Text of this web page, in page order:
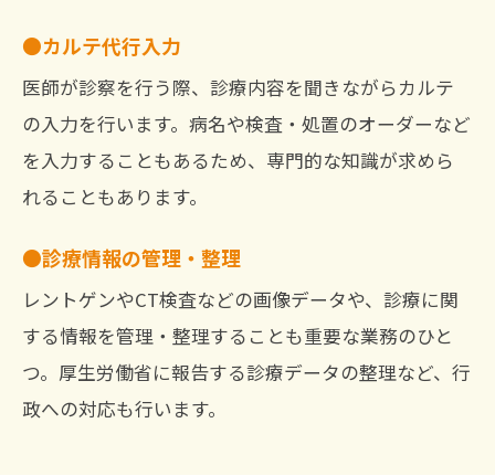
カルテ代行入力
医師が診察を行う際、診療内容を聞きながらカルテ
の入力を行います。病名や検査・処置のオーダーなど
を入力することもあるため、専門的な知識が求めら
れることもあります。
診療情報の管理・整理
レントゲンやCT検査などの画像データや、診療に関
する情報を管理・整理することも重要な業務のひと
つ。厚生労働省に報告する診療データの整理など、行
政への対応も行います。